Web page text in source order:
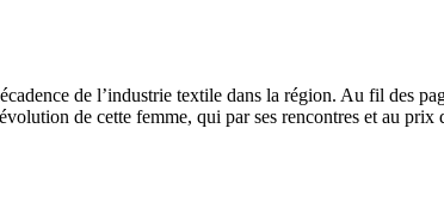
de l’industrie textile dans la région. Au fil des
de cette femme, qui par ses rencontres et au prix